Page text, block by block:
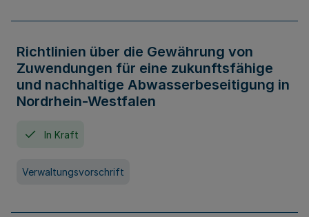
Richtlinien über die Gewährung von
Zuwendungen für eine zukunftsfähige
und nachhaltige Abwasserbeseitigung in
Nordrhein-Westfalen
In Kraft
Verwaltungsvorschrift